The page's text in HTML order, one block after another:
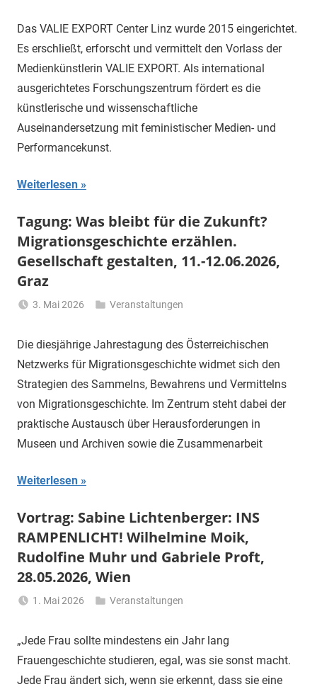
Gerhalter
Das VALIE EXPORT Center Linz wurde 2015 eingerichtet.
Es erschließt, erforscht und vermittelt den Vorlass der
Medienkünstlerin VALIE EXPORT. Als inter­national
ausge­­richtetes Forschungs­zentrum fördert es die
künstlerische und wissenschaftliche
Auseinandersetzung mit feministischer Medien- und
Performancekunst.
Weiterlesen
Tagung: Was bleibt für die Zukunft?
Migrationsgeschichte erzählen.
Gesellschaft gestalten, 11.-12.06.2026,
Graz
3. Mai 2026
Gerhalter
Veranstaltungen
Die diesjährige Jahrestagung des Österreichischen
Netzwerks für Migrationsgeschichte widmet sich den
Strategien des Sammelns, Bewahrens und Vermittelns
von Migrationsgeschichte. Im Zentrum steht dabei der
praktische Austausch über Herausforderungen in
Museen und Archiven sowie die Zusammenarbeit
Weiterlesen
Vortrag: Sabine Lichtenberger: INS
RAMPENLICHT! Wilhelmine Moik,
Rudolfine Muhr und Gabriele Proft,
28.05.2026, Wien
1. Mai 2026
Gerhalter
Veranstaltungen
„Jede Frau sollte mindestens ein Jahr lang
Frauengeschichte studieren, egal, was sie sonst macht.
Jede Frau ändert sich, wenn sie erkennt, dass sie eine